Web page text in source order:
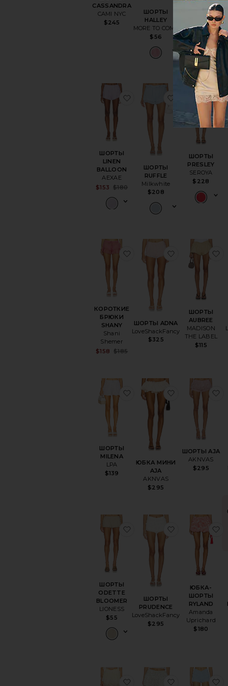
CASSANDRA
CAMI NYC
$245
ШОРТЫ
HALLEY
MORE TO COME
$56
Sister NY
$98
ШОРТЫ
LINEN
BALLOON
AEXAE
Sale price:
$153
Previous price:
$180
избранноеШОРТЫ
ШОРТЫ
RUFFLE
Milkwhite
$208
СЕЙЧАС!
Продано 5 раз
последние 48
часов
ШОРТЫ
PRESLEY
SEROYA
$228
КОРОТКИЕ
БРЮКИ
SHANY
Shani
Shemer
$158 $185
избранноеКОРОТКИЕ
ШОРТЫ ADNA
LoveShackFancy
$325
ШОРТЫ
AUBREE
MADISON
THE LABEL
$115
ШОРТЫ
MILENA
LPA
$139
избранноеШОРТЫ
ЮБКА МИНИ
AJA
AKNVAS
$295
ШОРТЫ AJA
AKNVAS
$295
ШОРТЫ
ODETTE
BLOOMER
LIONESS
$55
избранноеШОРТЫ
ШОРТЫ
PRUDENCE
LoveShackFancy
$295
ЮБКА-
ШОРТЫ
RYLAND
Amanda
Uprichard
$180
избранноеШОРТЫ